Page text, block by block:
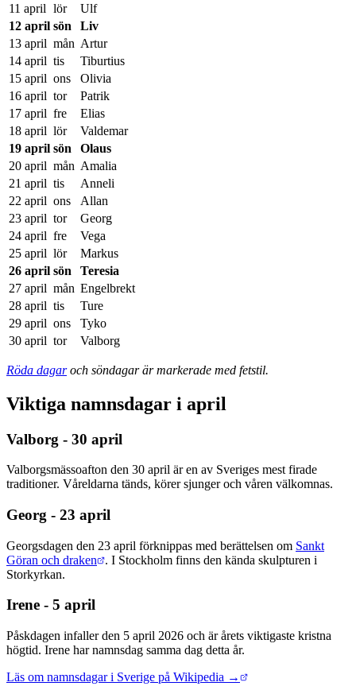
11 april lör
Ulf
12 april sön
Liv
13 april mån Artur
14 april tis
Tiburtius
15 april ons
Olivia
16 april tor
Patrik
17 april fre
Elias
18 april lör
Valdemar
19 april sön
Olaus
20 april mån Amalia
21 april tis
Anneli
22 april ons
Allan
23 april tor
Georg
24 april fre
Vega
25 april lör
Markus
26 april sön
Teresia
27 april mån Engelbrekt
28 april tis
Ture
29 april ons
Tyko
30 april tor Valborg
Röda dagaroch söndagar är markerade med fetstil.
Viktiga namnsdagar i april
Valborg - 30 april
Valborgsmässoafton den 30 april är en av Sveriges mest firade
traditioner. Våreldarna tänds, körer sjunger och våren välkomnas.
Georg - 23 april
Georgsdagen den 23 april förknippas med berättelsen om Sankt
Göran och draken
. I Stockholm finns den kända skulpturen i
Storkyrkan.
Irene - 5 april
Påskdagen infaller den 5 april 2026 och är årets viktigaste kristna
högtid. Irene har namnsdag samma dag detta år.
Läs om namnsdagar i Sverige på Wikipedia →